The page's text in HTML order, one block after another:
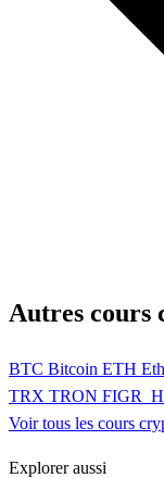
Autres cours
BTC Bitcoin ETH
TRX TRON
Voir tous les cours
Explorer aussi